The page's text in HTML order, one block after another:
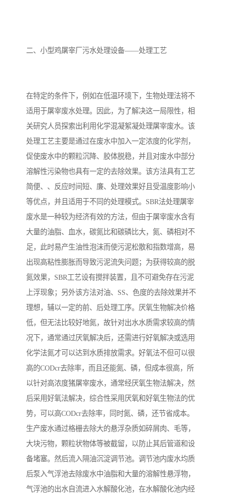
二、小型鸡屠宰厂污水处理设备——处理工艺
在特定的条件下，例如在低温环境下，生物处理法将不
适用于屠宰废水处理。因此，为了解决这一局限性，相
关研究人员探索出利用化学混凝絮凝处理屠宰废水。该
处理工艺主要是通过在废水中加入一定浓度的化学剂，
促使废水中的颗粒沉降、胶体脱稳，并且对废水中部分
溶解性污染物也具有一定的去除效果。该方法具有工艺
简便、、反应时间短、廉、处理效果好且受温度影响小
等优点，并且适用于不同的处理模式。SBR法处理屠宰
废水是一种较为经济有效的方法，但由于屠宰废水含有
大量的油脂、血水，碳氮比和碳磷比大，氮、磷相对不
足，此时易产生油性泡沫而使污泥松散和指数增高，易
出现高粘性膨胀而导致污泥流失问题；为获得较高的脱
氮效果，SBR工艺设有搅拌装置，且不可避免存在污泥
上浮现象；另外该方法对油、SS、色度的去除效果并不
理想，辅以一定的前、后处理工序。厌氧生物解决价格
低，但无法比较好地氮，故针对出水水质需求较高的情
况下，通常通过厌氧解决后，还需进行好氧解决或选用
化学法氮才可以达到水质排放需求。好氧法不但可以很
高的CODcr去除率，而且还能氮、磷，但成本很高，所
以针对高浓度猪屠宰废水，通常经厌氧生物法解决，然
后采用好氧法解决，综合性采用厌氧和好氧生物法的优
势，可以高CODcr去除率，同时氮、磷，还节省成本。
生产废水通过格栅去除大的悬浮杂质如碎屑肉、毛等，
大块污物，颗粒状物体等被截留，以防止其后管道和设
备堵塞。然后流入隔油沉淀调节池。调节池内废水均质
后泵入气浮池去除废水中油脂和大量的溶解性悬浮物，
气浮池的出水自流进入水解酸化池，在水解酸化池内经
家
屠宰场一体化污水处设备
生产厂家
餐厨垃圾污水处理设备
洗车污水处理设备 变电站污水处理设备
熟食厂污水处理设备 美容院一体化污水处理设
备
汽车污水处理设备 你猜生活污水处理设备
农村生活污水处理设备 玻璃钢污水处理设备
疗养院污水处理设备 屠宰场污水处理
生活污水处理设备 医疗污水处理设备
风景区生活一体化设备 纺织印染废水
豆制品污水